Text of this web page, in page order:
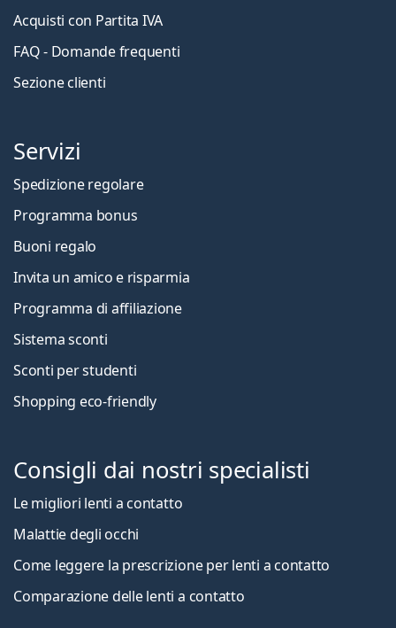
Acquisti con Partita IVA
FAQ - Domande frequenti
Sezione clienti
Servizi
Spedizione regolare
Programma bonus
Buoni regalo
Invita un amico e risparmia
Programma di affiliazione
Sistema sconti
Sconti per studenti
Shopping eco-friendly
Consigli dai nostri specialisti
Le migliori lenti a contatto
Malattie degli occhi
Come leggere la prescrizione per lenti a contatto
Comparazione delle lenti a contatto